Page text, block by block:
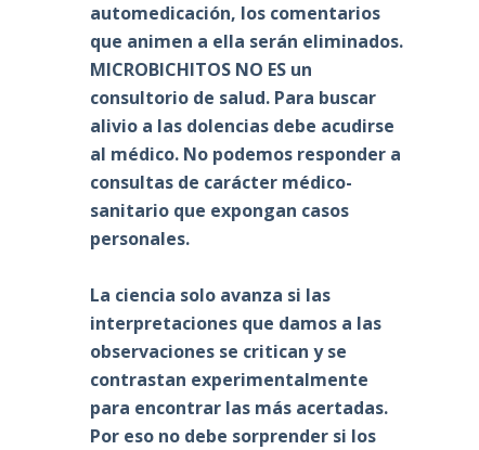
automedicación, los comentarios
que animen a ella serán eliminados.
MICROBICHITOS NO ES un
consultorio de salud. Para buscar
alivio a las dolencias debe acudirse
al médico. No podemos responder a
consultas de carácter médico-
sanitario que expongan casos
personales.
La ciencia solo avanza si las
interpretaciones que damos a las
observaciones se critican y se
contrastan experimentalmente
para encontrar las más acertadas.
Por eso no debe sorprender si los